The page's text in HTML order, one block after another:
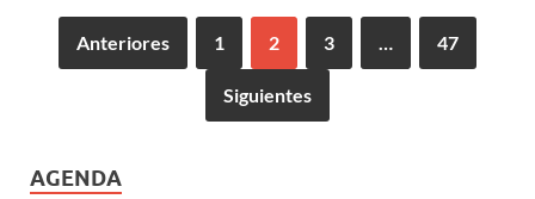
Anteriores 1 2 3 … 47
Siguientes
AGENDA